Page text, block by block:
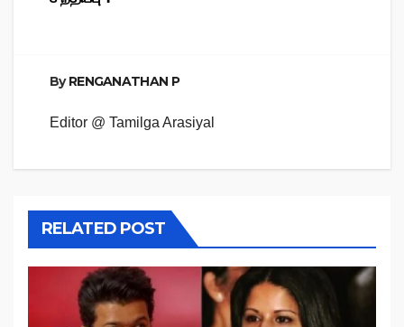
ByRENGANATHAN P
Editor @ Tamilga Arasiyal
RELATED POST